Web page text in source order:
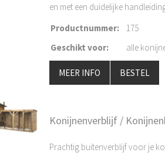
en met een duidelijke
Productnummer:
175
Geschikt voor: alle
MEER INFO BESTEL
Konijnenverblijf /
Prachtig buitenverblijf voor je